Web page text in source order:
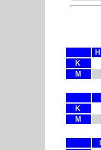
K
M
K
M